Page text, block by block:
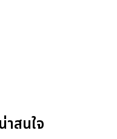
าสนใจ